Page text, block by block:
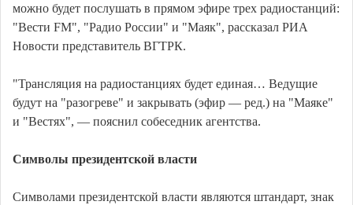
можно будет послушать в прямом эфире трех радиостанций:
"Вести FM", "Радио России" и "Маяк", рассказал РИА
Новости представитель ВГТРК.
"Трансляция на радиостанциях будет единая… Ведущие
будут на "разогреве" и закрывать (эфир — ред.) на "Маяке"
и "Вестях", — пояснил собеседник агентства.
Символы президентской власти
Символами президентской власти являются штандарт, знак